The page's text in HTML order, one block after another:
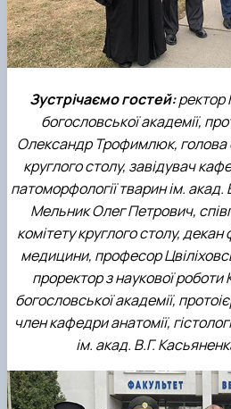
Зустрічаємо гостей:ректор
богословської академії,
Олександр Трофимлюк, голова
круглого столу, завідувач
патоморфології тварин ім.
Мельник Олег Петрович,
комітету круглого столу,
медицини, професор
проректор з наукової роботи
богословської академії,
член кафедри анатомії,
ім. акад. В.Г.